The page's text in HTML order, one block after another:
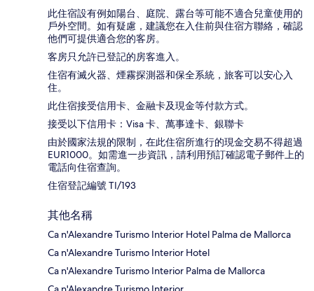
此住宿設有例如陽台、庭院、露台等可能不適合兒童使用的
戶外空間。如有疑慮，建議您在入住前與住宿方聯絡，確認
他們可提供適合您的客房。
客房只允許已登記的房客進入。
住宿有滅火器、煙霧探測器和保全系統，旅客可以安心入
住。
此住宿接受信用卡、金融卡及現金等付款方式。
接受以下信用卡：Visa 卡、萬事達卡、銀聯卡
由於國家法規的限制，在此住宿所進行的現金交易不得超過
EUR1000。如需進一步資訊，請利用預訂確認電子郵件上的
電話向住宿查詢。
住宿登記編號 TI/193
其他名稱
Ca n'Alexandre Turismo Interior Hotel Palma de Mallorca
Ca n'Alexandre Turismo Interior Hotel
Ca n'Alexandre Turismo Interior Palma de Mallorca